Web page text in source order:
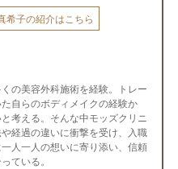
希子の紹介はこちら
の美容外科施術を経験。トレー
自らのボディメイクの経験か
考える。そんな中モッズクリニ
経過の違いに衝撃を受け、入職
人一人の想いに寄り添い、信頼
ている。